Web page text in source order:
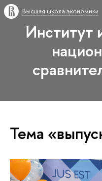
Высшая школа экономики
Институт
Тема